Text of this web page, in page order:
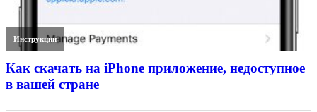
Инструкции
Как скачать на iPhone приложение, недоступное
в вашей стране